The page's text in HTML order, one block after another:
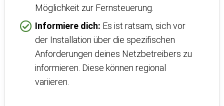
Möglichkeit zur Fernsteuerung.
Informiere dich: Es ist ratsam, sich vor
der Installation über die spezifischen
Anforderungen deines Netzbetreibers zu
informieren. Diese können regional
variieren.